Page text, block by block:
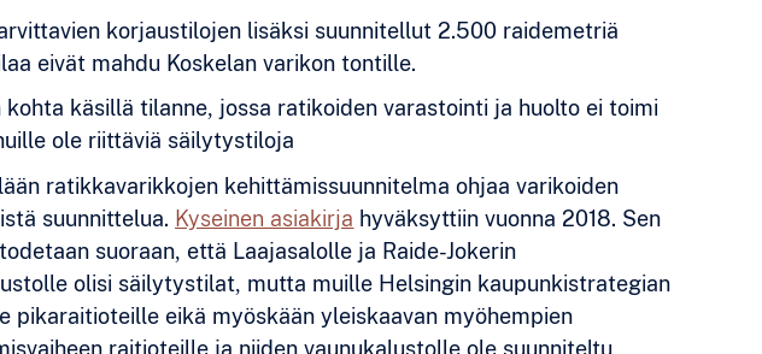
korjaustilojen lisäksi suunnitellut 2.500 raidemetriä
eivät mahdu Koskelan varikon tontille.
kohta käsillä tilanne, jossa ratikoiden varastointi ja huolto ei toimi
ole riittäviä säilytystiloja
ratikkavarikkojen kehittämissuunnitelma ohjaa varikoiden
suunnittelua. Kyseinen asiakirja hyväksyttiin vuonna 2018. Sen
suoraan, että Laajasalolle ja Raide-Jokerin
olisi säilytystilat, mutta muille Helsingin kaupunkistrategian
pikaraitioteille eikä myöskään yleiskaavan myöhempien
raitioteille ja niiden vaunukalustolle ole suunniteltu